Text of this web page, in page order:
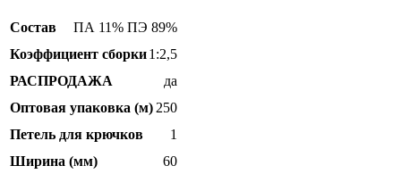
Состав
ПА 11% ПЭ 89%
Коэффициент сборки1:2,5
РАСПРОДАЖА
да
Оптовая упаковка (м) 250
Петель для крючков
1
Ширина (мм)
60